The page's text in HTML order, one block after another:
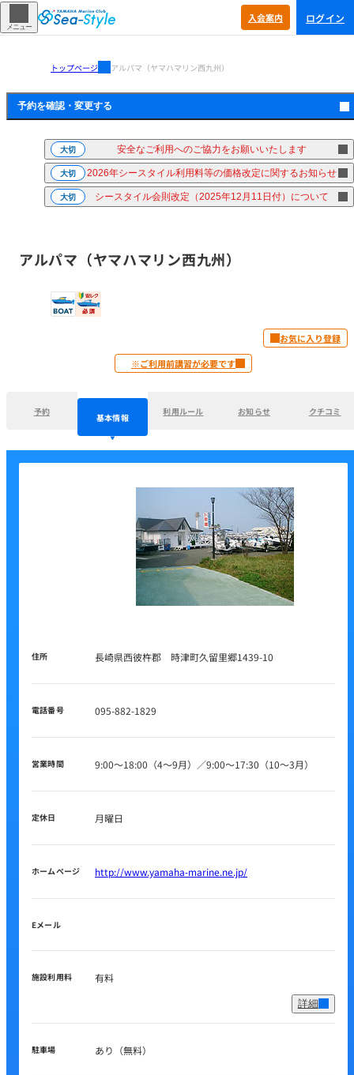
メニュー
入会案内 ログイン
トップページ アルパマ（ヤマハマリン西九州）
予約を確認・ 変更する
大切 安全なご利用へのご協力をお願いいたします
大切 2026年シースタイル利用料等の価格改定に関するお知らせ
大切 シースタイル会則改定（2025年12月11日付）について
アルパマ（ヤマハマリン西九州）
お気に入り登録
※ご利用前講習が必要です
予約
基本情報
利用ルール お知らせ クチコミ
住所 長崎県西彼杵郡 時津町久留里郷1439-10
電話番号 095-882-1829
営業時間 9:00～18:00（4～9月）／9:00～17:30（10～3月）
定休日 月曜日
ホームページ http://www.yamaha-marine.ne.jp/
Eメール
施設利用料 有料
詳細
駐車場 あり（無料）